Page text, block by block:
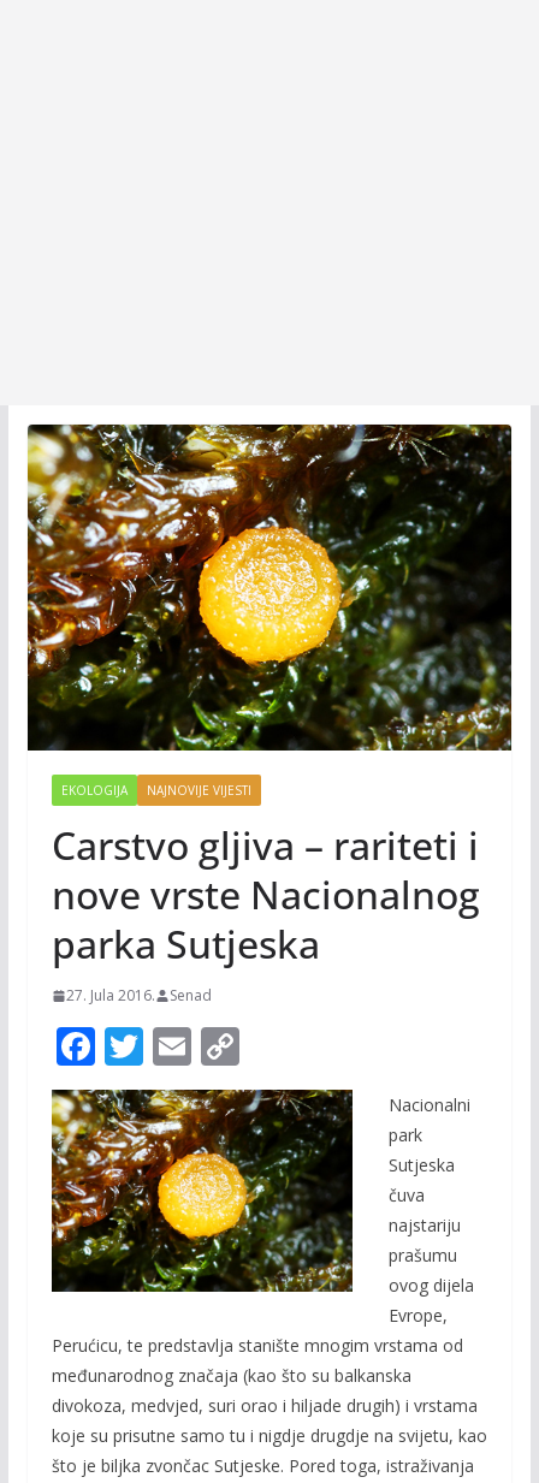
EKOLOGIJA NAJNOVIJE VIJESTI
Carstvo gljiva – rariteti i
nove vrste Nacionalnog
parka Sutjeska
27. Jula 2016. Senad
F
ac
e
b
o
o
k
T
w
itt
er
E
m
ai
l
C
o
p
y
Li
n
k
Nacionalni
park
Sutjeska
čuva
najstariju
prašumu
ovog dijela
Evrope,
Perućicu, te predstavlja stanište mnogim vrstama od
međunarodnog značaja (kao što su balkanska
divokoza, medvjed, suri orao i hiljade drugih) i vrstama
koje su prisutne samo tu i nigdje drugdje na svijetu, kao
što je biljka zvončac Sutjeske. Pored toga, istraživanja